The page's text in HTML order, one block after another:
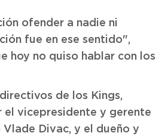
ofender a nadie ni
fue en ese sentido",
hoy no quiso hablar con los
de los Kings,
el vicepresidente y gerente
Vlade Divac, y el dueño y